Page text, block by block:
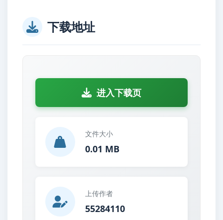
下载地址
进入下载页
文件大小
0.01 MB
上传作者
55284110